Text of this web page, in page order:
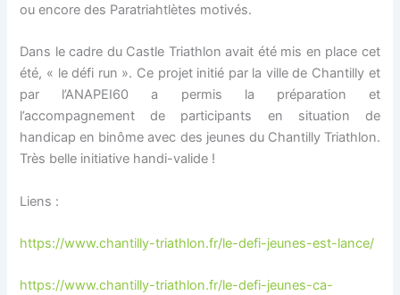
ou encore des Paratriahtlètes motivés.
Dans le cadre du Castle Triathlon avait été mis en place cet
été, « le défi run ». Ce projet initié par la ville de Chantilly et
par l’ANAPEI60 a permis la préparation et
l’accompagnement de participants en situation de
handicap en binôme avec des jeunes du Chantilly Triathlon.
Très belle initiative handi-valide !
Liens :
https://www.chantilly-triathlon.fr/le-defi-jeunes-est-lance/
https://www.chantilly-triathlon.fr/le-defi-jeunes-ca-